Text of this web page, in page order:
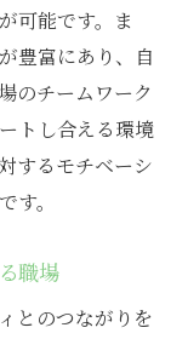
可能です。ま
豊富にあり、自
のチームワーク
トし合える環境
するモチベーシ
す。
職場
とのつながりを